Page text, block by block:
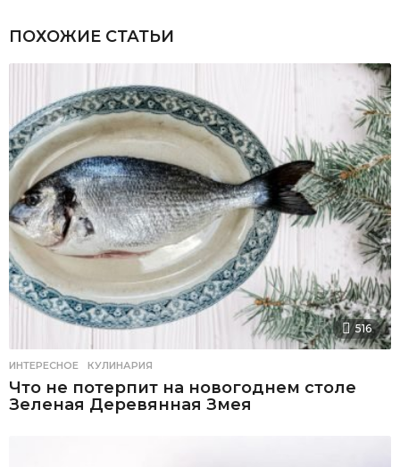
ПОХОЖИЕ СТАТЬИ
516
ИНТЕРЕСНОЕ ,КУЛИНАРИЯ
Что не потерпит на новогоднем столе
Зеленая Деревянная Змея